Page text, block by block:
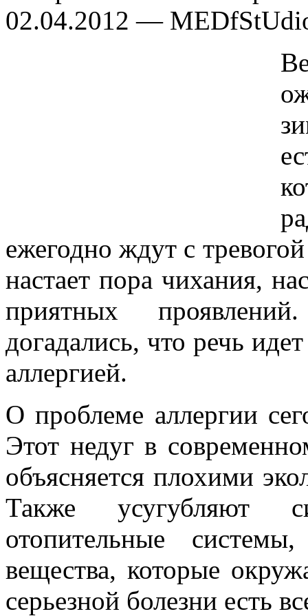
02.04.2012 —
ежегодно ждут с
настает пора чихания,
приятных
догадались, что речь
аллергией.
О проблеме аллергии
Этот недуг в
объясняется плохими
Также усугубляют
отопительные
вещества, которые
серьезной болезни есть